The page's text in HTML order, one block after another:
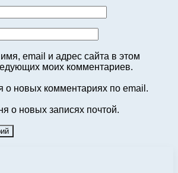
email и адрес сайта в этом
моих комментариев.
о новых комментариях по email.
о новых записях почтой.